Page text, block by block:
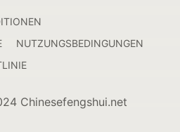
NUTZUNGSBEDINGUNGEN
Chinesefengshui.net